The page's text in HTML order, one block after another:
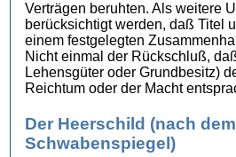
Verträgen beruhten. Als weitere
berücksichtigt werden, daß Titel
einem festgelegten
Nicht einmal der Rückschluß,
Lehensgüter oder Grundbesitz)
Reichtum oder der Macht
Der Heerschild (nach
Schwabenspiegel)